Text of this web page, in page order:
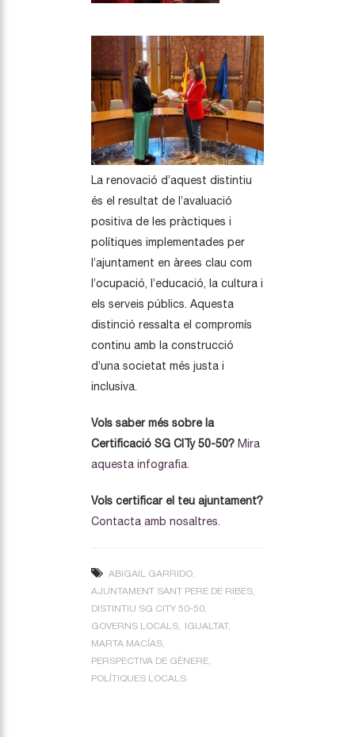
La renovació d’aquest distintiu
és el resultat de l’avaluació
positiva de les pràctiques i
polítiques implementades per
l’ajuntament en àrees clau com
l’ocupació, l’educació, la cultura i
els serveis públics. Aquesta
distinció ressalta el compromís
continu amb la construcció
d’una societat més justa i
inclusiva.
Vols saber més sobre la
Certificació SG CITy 50-50? Mira
aquesta infografia.
Vols certificar el teu ajuntament?
Contacta amb nosaltres.
ABIGAIL GARRIDO
AJUNTAMENT SANT PERE DE RIBES
DISTINTIU SG CITY 50-50
GOVERNS LOCALS
IGUALTAT
MARTA MACÍAS
PERSPECTIVA DE GÈNERE
POLÍTIQUES LOCALS